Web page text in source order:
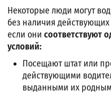
Некоторые люди могут
без наличия действующих
если они соответствуют
условий:
Посещают штат или
действующими
выданными их